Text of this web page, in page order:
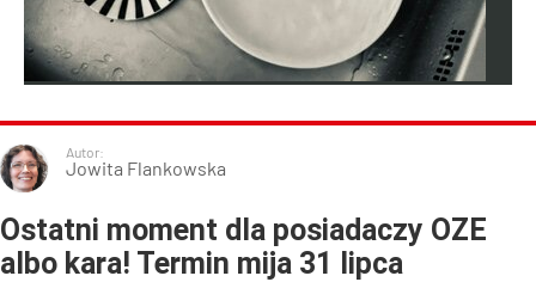
Autor:
Jowita Flankowska
Ostatni moment dla posiadaczy OZE
albo kara! Termin mija 31 lipca